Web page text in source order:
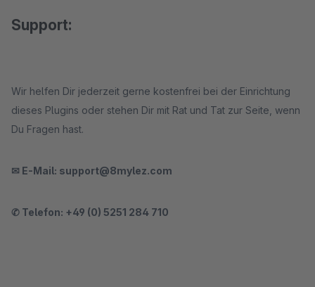
Support:
Wir helfen Dir jederzeit gerne kostenfrei bei der Einrichtung
dieses Plugins oder stehen Dir mit Rat und Tat zur Seite, wenn
Du Fragen hast.
✉ E-Mail: support@8mylez.com
✆ Telefon: +49 (0) 5251 284 710